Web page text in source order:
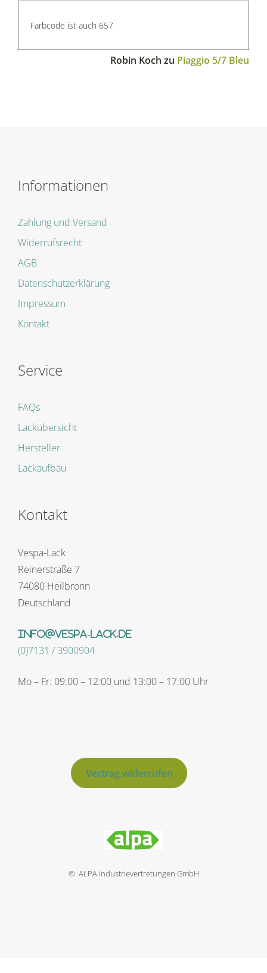
Farbcode ist auch 657
Robin Koch zu Piaggio 5/7 Bleu
Informationen
Zahlung und Versand
Widerrufsrecht
AGB
Datenschutzerklärung
Impressum
Kontakt
Service
FAQs
Lackübersicht
Hersteller
Lackaufbau
Kontakt
Vespa-Lack
Reinerstraße 7
74080 Heilbronn
Deutschland
info@vespa-lack.de
(0)7131 / 3900904
Mo – Fr: 09:00 – 12:00 und 13:00 – 17:00 Uhr
Vertrag widerrufen
© ALPA Industrievertretungen GmbH